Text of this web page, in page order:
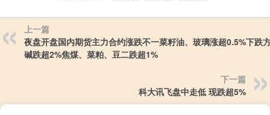
上一篇
夜盘开盘国内期货主力合约涨跌不一菜籽油、玻璃涨超0.5%下跌
碱跌超2%焦煤、菜粕、豆二跌超1%
下一篇
科大讯飞盘中走低 现跌超5%